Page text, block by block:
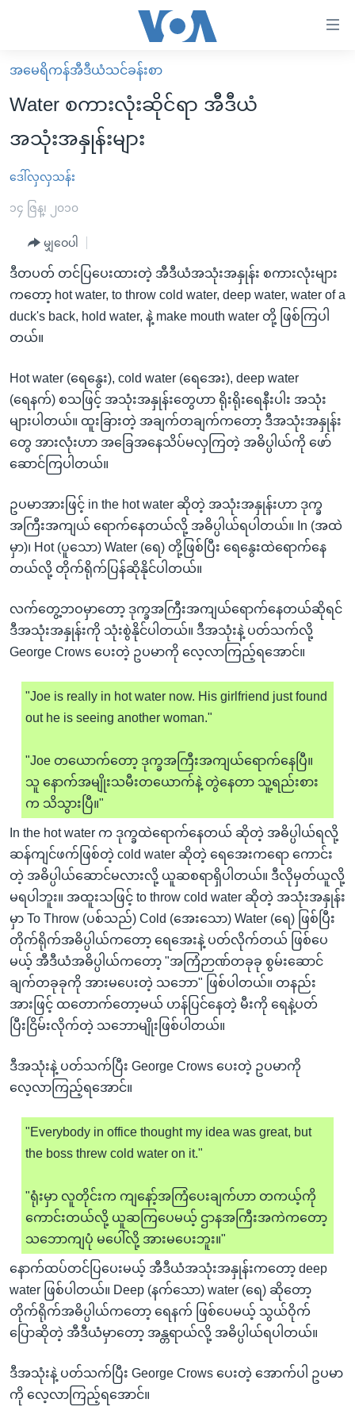
လွယ်ကူ
စေ
များ
ပင်မ
ကျော်
ကြည့်
ရန်
ပင်မ
ညွန်း
စာမျက်နှာ
သို့
ကျော်
ကြည့်
ရှာဖွေ
ရန်
နေရာ
သို့
ရန်
မူလစာမျက်နှာ
မြန်မာ
ကမ္ဘာ့သတင်းများ
နိုင်ငံတကာ
အမေရိကန်
အစ္စရေး-ပါလက်စတိုင်း
ဗွီဒီယို
သတင်းလွတ်လပ်ခွင့်
အင်္ဂလိပ်စာလေ့လာမယ်
အမေရိကန်သုံးအီဒီယံ
မကြေးမုံရဲ့ အင်္ဂလိပ်စာ
ရုပ်ရှင်ထဲက အင်္ဂလိပ်စာ
အပတ်စဉ်ကဏ္ဍများ
ရေဒီယို
တီဗွီ
ရေဒီယိုနှင့်ရုပ်သံ အချက်အလက်များ
ရေဒီယို/တီဗွီအစီအစဉ်
Learning English
ဗွီအိုအေ လူမှုကွန်ယက်များ
ဘာသာစကားများ
အမေရိကန်အီဒီယံသင်ခန်းစာ
Water စကားလုံးဆိုင်ရာ အီဒီယံ
အသုံးအနှုန်းများ
ဒေါ်လှလှသန်း
၁၄ ဇြန္၊ ၂၀၁၀
မျှဝေပါ
ဒီတပတ် တင်ပြပေးထားတဲ့ အီဒီယံအသုံးအနှုန်း စကားလုံးများ
ကတော့ hot water, to throw cold water, deep water, water of a
duck's back, hold water, နဲ့ make mouth water တို့ ဖြစ်ကြပါ
တယ်။
Hot water (ရေနွေး), cold water (ရေအေး), deep water
(ရေနက်) စသဖြင့် အသုံးအနှုန်းတွေဟာ ရိုးရိုးရေနီးပါး အသုံး
များပါတယ်။ ထူးခြားတဲ့ အချက်တချက်ကတော့ ဒီအသုံးအနှုန်း
တွေ အားလုံးဟာ အခြေအနေသိပ်မလှကြတဲ့ အဓိပ္ပါယ်ကို ဖော်
ဆောင်ကြပါတယ်။
ဥပမာအားဖြင့် in the hot water ဆိုတဲ့ အသုံးအနှုန်းဟာ ဒုက္ခ
အကြီးအကျယ် ရောက်နေတယ်လို့ အဓိပ္ပါယ်ရပါတယ်။ In (အထဲ
မှာ)၊ Hot (ပူသော) Water (ရေ) တို့ဖြစ်ပြီး ရေနွေးထဲရောက်နေ
တယ်လို့ တိုက်ရိုက်ပြန်ဆိုနိုင်ပါတယ်။
လက်တွေ့ဘဝမှာတော့ ဒုက္ခအကြီးအကျယ်ရောက်နေတယ်ဆိုရင်
ဒီအသုံးအနှုန်းကို သုံးစွဲနိုင်ပါတယ်။ ဒီအသုံးနဲ့ ပတ်သက်လို့
George Crows ပေးတဲ့ ဥပမာကို လေ့လာကြည့်ရအောင်။
"Joe is really in hot water now. His girlfriend just found
out he is seeing another woman."
"Joe တယောက်တော့ ဒုက္ခအကြီးအကျယ်ရောက်နေပြီ။
သူ နောက်အမျိုးသမီးတယောက်နဲ့ တွဲနေတာ သူ့ရည်းစား
က သိသွားပြီ။"
In the hot water က ဒုက္ခထဲရောက်နေတယ် ဆိုတဲ့ အဓိပ္ပါယ်ရလို့
ဆန်ကျင်ဖက်ဖြစ်တဲ့ cold water ဆိုတဲ့ ရေအေးကရော ကောင်း
တဲ့ အဓိပ္ပါယ်ဆောင်မလားလို့ ယူဆစရာရှိပါတယ်။ ဒီလိုမှတ်ယူလို့
မရပါဘူး။ အထူးသဖြင့် to throw cold water ဆိုတဲ့ အသုံးအနှုန်း
မှာ To Throw (ပစ်သည်) Cold (အေးသော) Water (ရေ) ဖြစ်ပြီး
တိုက်ရိုက်အဓိပ္ပါယ်ကတော့ ရေအေးနဲ့ ပတ်လိုက်တယ် ဖြစ်ပေ
မယ့် အီဒီယံအဓိပ္ပါယ်ကတော့ "အကြံဉာဏ်တခုခု စွမ်းဆောင်
ချက်တခုခုကို အားမပေးတဲ့ သဘော" ဖြစ်ပါတယ်။ တနည်း
အားဖြင့် ထတောက်တော့မယ် ဟန်ပြင်နေတဲ့ မီးကို ရေနဲ့ပတ်
ပြီးငြိမ်းလိုက်တဲ့ သဘောမျိုးဖြစ်ပါတယ်။
ဒီအသုံးနဲ့ ပတ်သက်ပြီး George Crows ပေးတဲ့ ဥပမာကို
လေ့လာကြည့်ရအောင်။
"Everybody in office thought my idea was great, but
the boss threw cold water on it."
"ရုံးမှာ လူတိုင်းက ကျနော့်အကြံပေးချက်ဟာ တကယ့်ကို
ကောင်းတယ်လို့ ယူဆကြပေမယ့် ဌာနအကြီးအကဲကတော့
သဘောကျပုံ မပေါ်လို့ အားမပေးဘူး။"
နောက်ထပ်တင်ပြပေးမယ့် အီဒီယံအသုံးအနှုန်းကတော့ deep
water ဖြစ်ပါတယ်။ Deep (နက်သော) water (ရေ) ဆိုတော့
တိုက်ရိုက်အဓိပ္ပါယ်ကတော့ ရေနက် ဖြစ်ပေမယ့် သွယ်ဝိုက်
ပြောဆိုတဲ့ အီဒီယံမှာတော့ အန္တရာယ်လို့ အဓိပ္ပါယ်ရပါတယ်။
ဒီအသုံးနဲ့ ပတ်သက်ပြီး George Crows ပေးတဲ့ အောက်ပါ ဥပမာ
ကို လေ့လာကြည့်ရအောင်။